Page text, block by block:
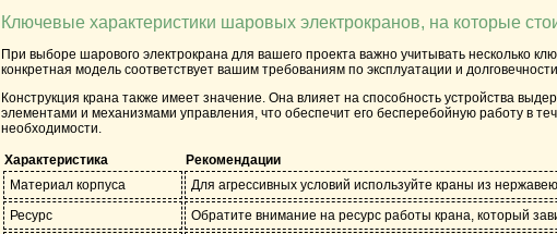
Ключевые характеристики шаровых электрокранов, на которые
При выборе шарового электрокрана для вашего проекта важно учитывать несколько
конкретная модель соответствует вашим требованиям по эксплуатации и
Конструкция крана также имеет значение. Она влияет на способность устройства
элементами и механизмами управления, что обеспечит его бесперебойную работу в
необходимости.
Характеристика
Рекомендации
Материал корпуса
Для агрессивных условий используйте краны из
Ресурс
Обратите внимание на ресурс работы крана, который